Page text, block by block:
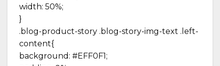
width: 50%;
}
.blog-product-story .blog-story-img-text .left-
content{
background: #EFF0F1;